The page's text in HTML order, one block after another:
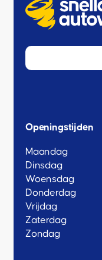
Openingstijden
Maandag
Dinsdag
Woensdag
Donderdag
Vrijdag
Zaterdag
Zondag